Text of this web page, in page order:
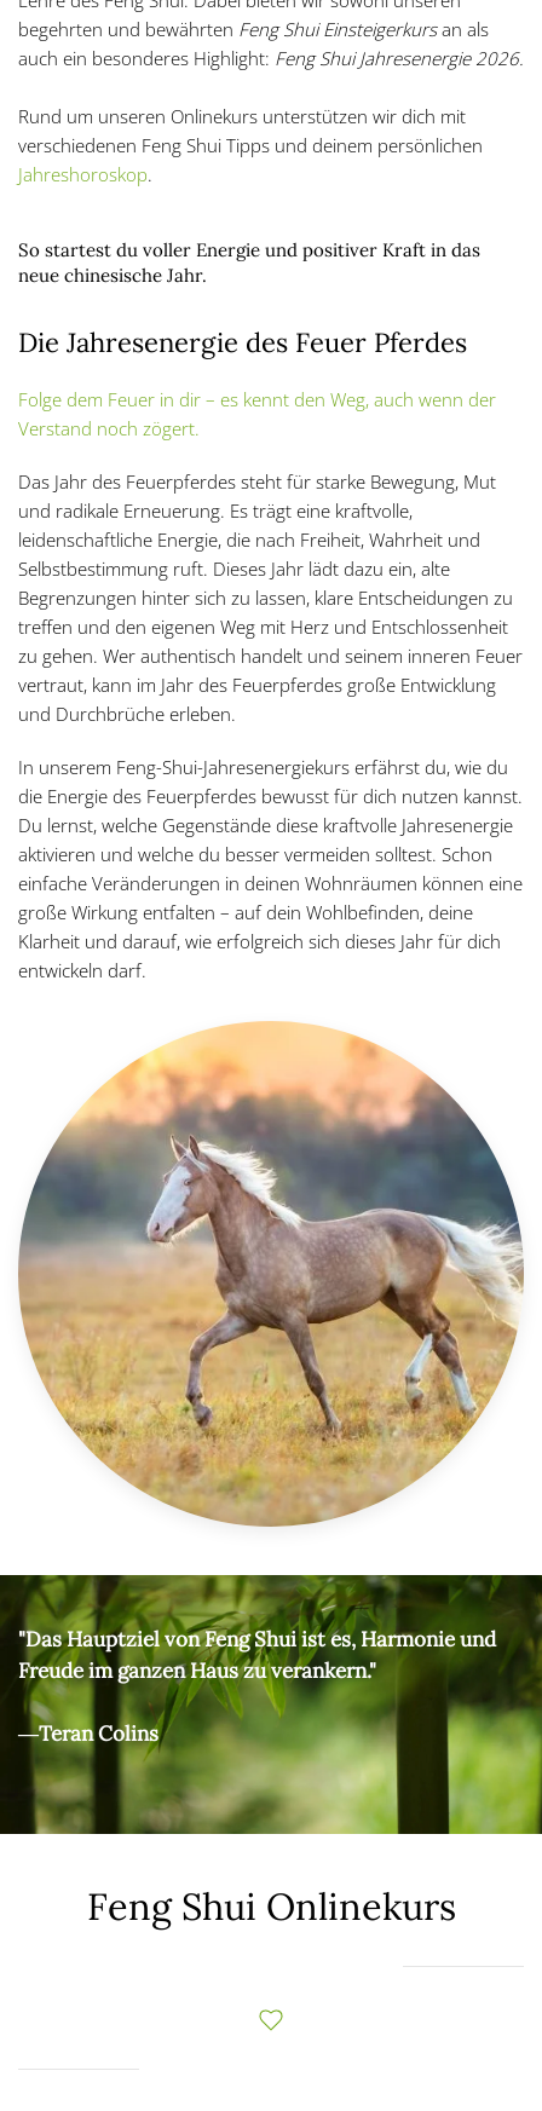
begehrten und bewährten Feng Shui Einsteigerkursan als
auch ein besonderes Highlight: Feng Shui Jahresenergie 2026.
Rund um unseren Onlinekurs unterstützen wir dich mit
verschiedenen Feng Shui Tipps und deinem persönlichen
Jahreshoroskop.
So startest du voller Energie und positiver Kraft in das
neue chinesische Jahr.
Die Jahresenergie des Feuer Pferdes
Folge dem Feuer in dir – es kennt den Weg, auch wenn der
Verstand noch zögert.
Das Jahr des Feuerpferdes steht für starke Bewegung, Mut
und radikale Erneuerung. Es trägt eine kraftvolle,
leidenschaftliche Energie, die nach Freiheit, Wahrheit und
Selbstbestimmung ruft. Dieses Jahr lädt dazu ein, alte
Begrenzungen hinter sich zu lassen, klare Entscheidungen zu
treffen und den eigenen Weg mit Herz und Entschlossenheit
zu gehen. Wer authentisch handelt und seinem inneren Feuer
vertraut, kann im Jahr des Feuerpferdes große Entwicklung
und Durchbrüche erleben.
In unserem Feng-Shui-Jahresenergiekurs erfährst du, wie du
die Energie des Feuerpferdes bewusst für dich nutzen kannst.
Du lernst, welche Gegenstände diese kraftvolle Jahresenergie
aktivieren und welche du besser vermeiden solltest. Schon
einfache Veränderungen in deinen Wohnräumen können eine
große Wirkung entfalten – auf dein Wohlbefinden, deine
Klarheit und darauf, wie erfolgreich sich dieses Jahr für dich
entwickeln darf.
"Das Hauptziel von Feng Shui ist es, Harmonie und
Freude im ganzen Haus zu verankern."
―Teran Colins
Feng Shui Onlinekurs